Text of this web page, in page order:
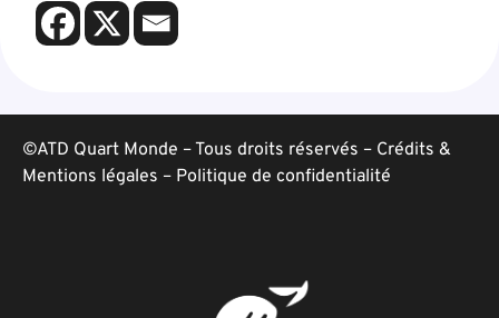
©ATD Quart Monde – Tous droits réservés – Crédits &
Mentions légales – Politique de confidentialité